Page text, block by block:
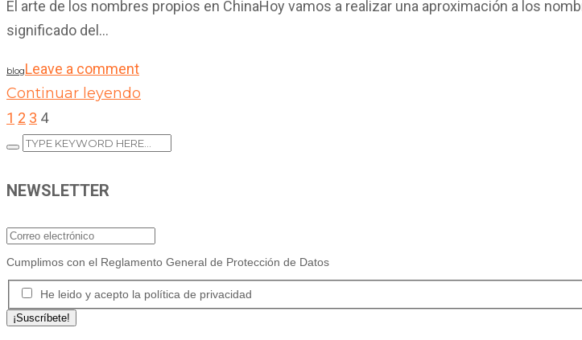
El arte de los nombres propios en ChinaHoy vamos a realizar una aproximación a los
significado del...
blogLeave a comment
Continuar leyendo
1 2 3 4
NEWSLETTER
Cumplimos con el Reglamento General de Protección de Datos
He leido y acepto la política de privacidad